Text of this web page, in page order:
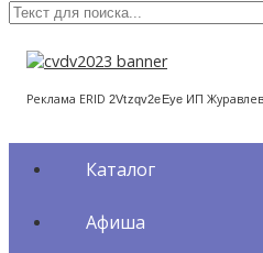
Реклама ERID 2Vtzqv2eEye ИП
Каталог
Афиша